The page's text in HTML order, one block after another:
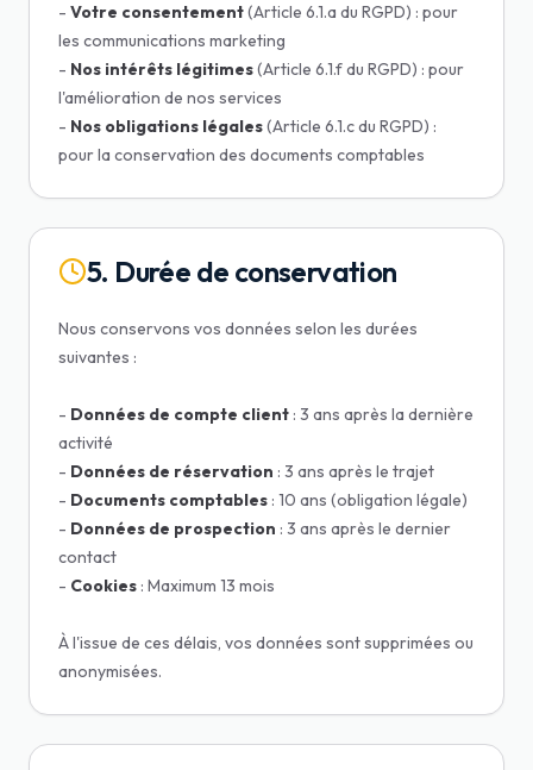
- Votre consentement(Article 6.1.a du RGPD) : pour
les communications marketing
- Nos intérêts légitimes(Article 6.1.f du RGPD) : pour
l'amélioration de nos services
- Nos obligations légales(Article 6.1.c du RGPD) :
pour la conservation des documents comptables
5. Durée de conservation
Nous conservons vos données selon les durées
suivantes :
- Données de compte client : 3 ans après la dernière
activité
- Données de réservation : 3 ans après le trajet
- Documents comptables : 10 ans (obligation légale)
- Données de prospection : 3 ans après le dernier
contact
- Cookies : Maximum 13 mois
À l'issue de ces délais, vos données sont supprimées ou
anonymisées.